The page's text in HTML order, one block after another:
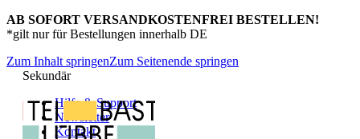
AB SOFORT VERSANDKOSTENFREI BESTELLEN!
*gilt nur für Bestellungen innerhalb DE
Zum Inhalt springenZum Seitenende springen
Sekundär
Hilfe & Support
Newsletter
Kontakt